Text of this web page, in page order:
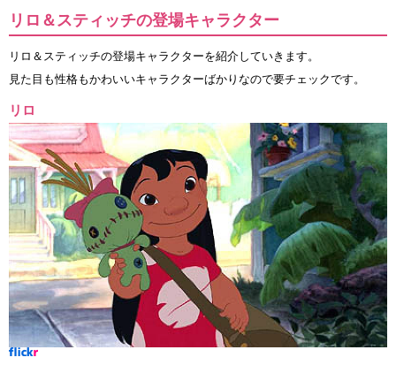
リロ＆スティッチの登場キャラクター
リロ＆スティッチの登場キャラクターを紹介していきます。
見た目も性格もかわいいキャラクターばかりなので要チェックです。
リロ